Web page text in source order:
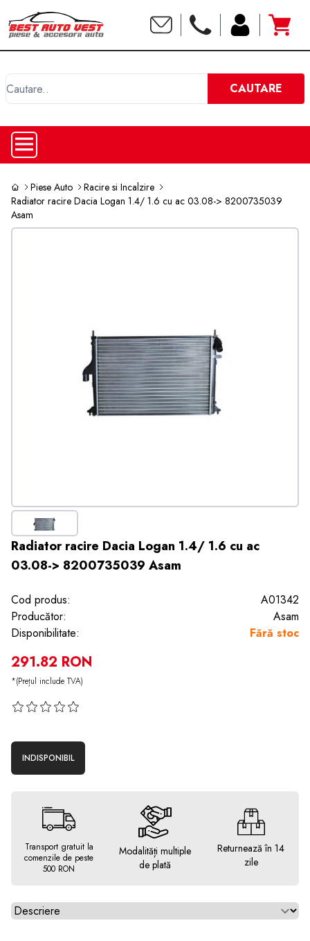
CAUTARE
Piese Auto
Racire si Incalzire
Radiator racire Dacia Logan 1.4/ 1.6 cu ac 03.08-> 8200735039
Asam
Radiator racire Dacia Logan 1.4/ 1.6 cu ac
03.08-> 8200735039 Asam
Cod produs:
A01342
Producător:
Asam
Disponibilitate:
Fără stoc
291.82 RON
*(Prețul include TVA)
INDISPONIBIL
Transport gratuit la
comenzile de peste
500 RON
Modalități multiple
de plată
Returnează în 14
zile
Alegeti tab